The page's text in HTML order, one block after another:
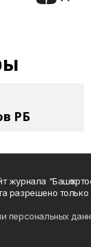
РБ
разрешено только
персональных